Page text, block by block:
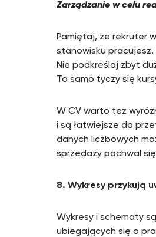
Zarządzanie w celu
Pamiętaj, że rekruter
stanowisku
Nie podkreślaj zbyt
To samo tyczy się
W CV warto tez
i są łatwiejsze do
danych liczbowych
sprzedaży pochwal
8. Wykresy przykują
Wykresy i schematy
ubiegających się o